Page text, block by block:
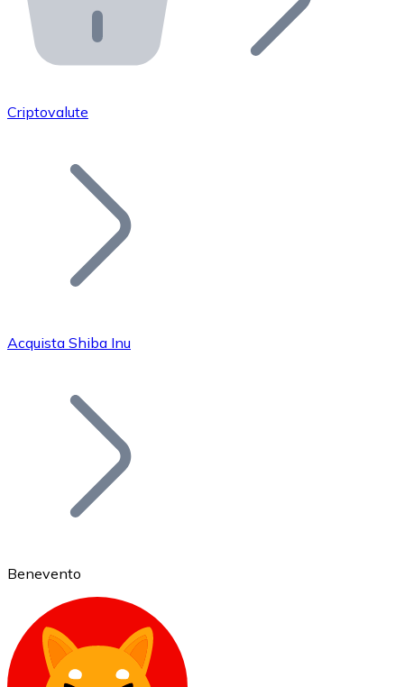
API Bitnovo
Integra la nostra API nel tuo ecosistema.
Unisciti alla nostra rete di rivenditori e
Aggiungi il token del tuo progetto al nostro servizio di
Bitcoin
Ethereum
Criptovalute
Acquista Shiba Inu
Benevento